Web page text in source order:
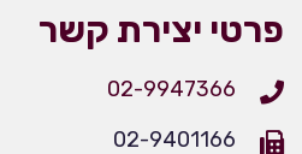
פרטי יצירת קשר
02-9947366
02-9401166